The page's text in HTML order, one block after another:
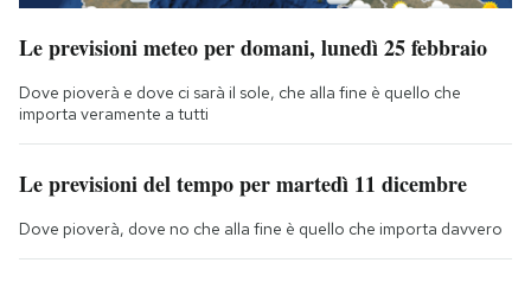
Le previsioni meteo per domani, lunedì 25 febbraio
Dove pioverà e dove ci sarà il sole, che alla fine è quello che
importa veramente a tutti
Le previsioni del tempo per martedì 11 dicembre
Dove pioverà, dove no che alla fine è quello che importa davvero